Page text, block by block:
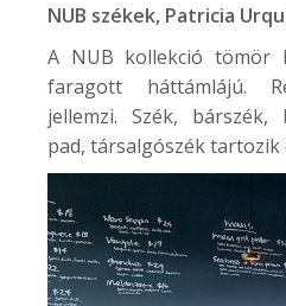
NUB székek, Patricia
A NUB kollekció tömör
faragott háttámlájú.
jellemzi. Szék, bárszék,
pad, társalgószék tartozik